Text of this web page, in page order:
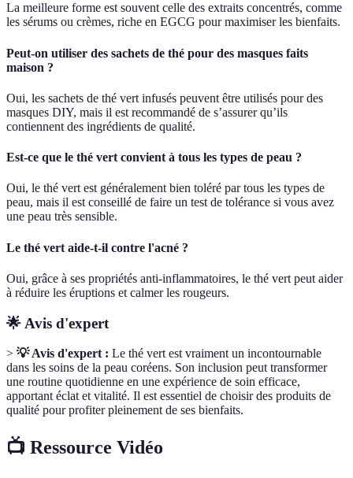
La meilleure forme est souvent celle des extraits concentrés, comme
les sérums ou crèmes, riche en EGCG pour maximiser les bienfaits.
Peut-on utiliser des sachets de thé pour des masques faits
maison ?
Oui, les sachets de thé vert infusés peuvent être utilisés pour des
masques DIY, mais il est recommandé de s’assurer qu’ils
contiennent des ingrédients de qualité.
Est-ce que le thé vert convient à tous les types de peau ?
Oui, le thé vert est généralement bien toléré par tous les types de
peau, mais il est conseillé de faire un test de tolérance si vous avez
une peau très sensible.
Le thé vert aide-t-il contre l'acné ?
Oui, grâce à ses propriétés anti-inflammatoires, le thé vert peut aider
à réduire les éruptions et calmer les rougeurs.
🌟 Avis d'expert
> 💡 Avis d'expert : Le thé vert est vraiment un incontournable
dans les soins de la peau coréens. Son inclusion peut transformer
une routine quotidienne en une expérience de soin efficace,
apportant éclat et vitalité. Il est essentiel de choisir des produits de
qualité pour profiter pleinement de ses bienfaits.
📺 Ressource Vidéo